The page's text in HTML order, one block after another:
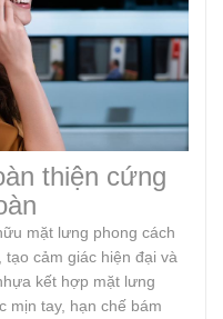
thiện cứng
mặt lưng phong cách
cảm giác hiện đại và
kết hợp mặt lưng
mịn tay, hạn chế bám